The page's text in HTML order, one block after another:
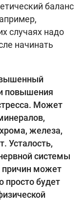
баланс
случаях надо
начинать
повышения
Может
железа,
Усталость,
системы
причин может
просто будет